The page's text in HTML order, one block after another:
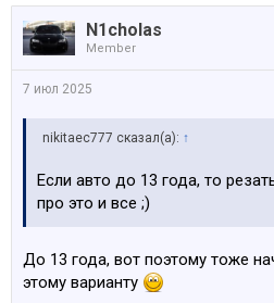
Посмотреть вложение 183861
N1cholas
Member
7 июл 2025
nikitaec777 сказал(а): ↑
Если авто до 13 года, то
про это и все ;)
До 13 года, вот поэтому тоже
этому варианту